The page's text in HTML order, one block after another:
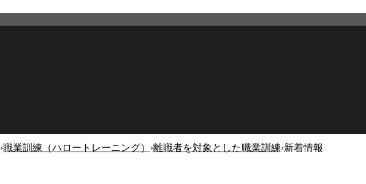
›職業訓練（ハロートレーニング） ›離職者を対象とした職業訓練›新着情報